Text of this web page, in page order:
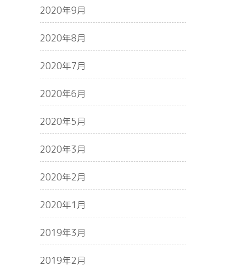
2020年9月
2020年8月
2020年7月
2020年6月
2020年5月
2020年3月
2020年2月
2020年1月
2019年3月
2019年2月